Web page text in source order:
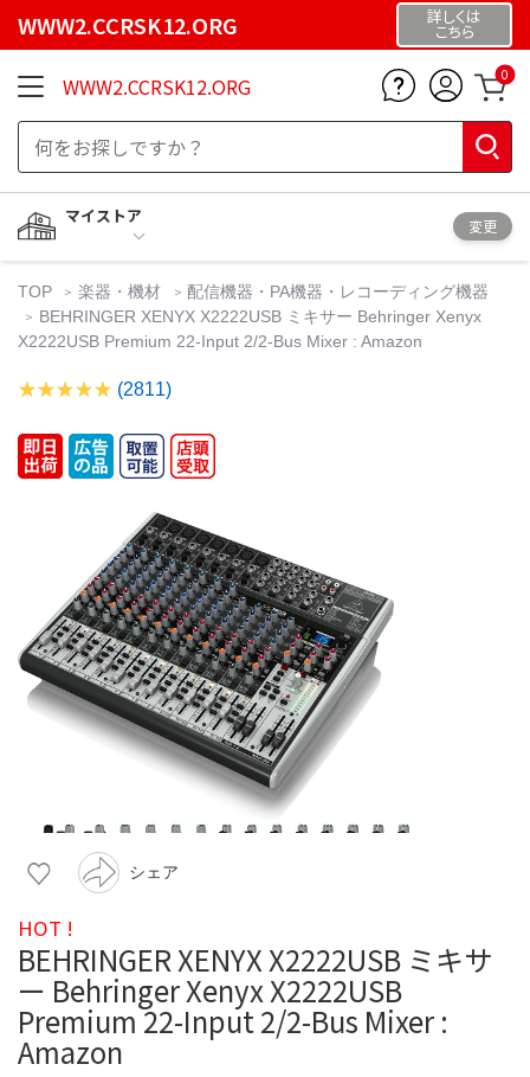
WWW2.CCRSK12.ORG 詳しくは
こちら
WWW2.CCRSK12.ORG 0
マイストア
変更
TOP 楽器・機材
配信機器・PA機器・レコーディング機器
BEHRINGER XENYX X2222USB ミキサー Behringer Xenyx
X2222USB Premium 22-Input 2/2-Bus Mixer : Amazon
(2811)
シェア
HOT !
BEHRINGER XENYX X2222USB ミキサ
ー Behringer Xenyx X2222USB
Premium 22-Input 2/2-Bus Mixer :
Amazon